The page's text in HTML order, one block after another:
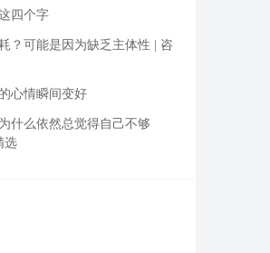
四个字
？可能是因为缺乏主体性 | 咨
心情瞬间变好
什么依然总觉得自己不够
选